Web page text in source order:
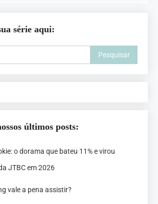
série aqui:
últimos posts:
o dorama que bateu 11% e virou
JTBC em 2026
vale a pena assistir?